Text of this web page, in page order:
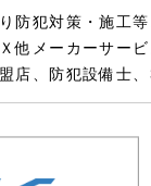
防犯対策・施工
他メーカーサー
店、防犯設備士